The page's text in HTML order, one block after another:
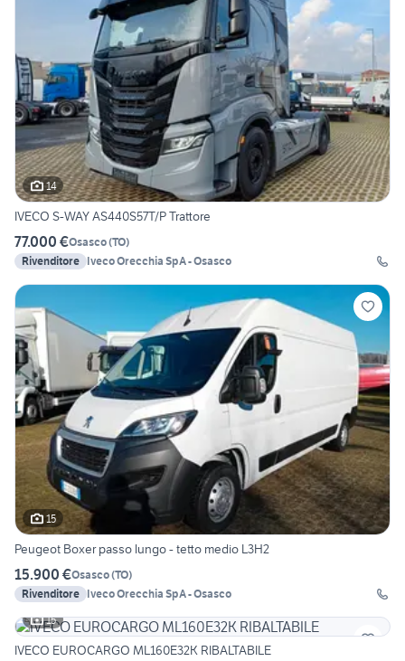
14
IVECO S-WAY AS440S57T/P Trattore
77.000 €Osasco(TO)
Rivenditore Iveco Orecchia SpA - Osasco
15
Peugeot Boxer passo lungo - tetto medio L3H2
15.900 €Osasco(TO)
Rivenditore Iveco Orecchia SpA - Osasco
15
IVECO EUROCARGO ML160E32K RIBALTABILE